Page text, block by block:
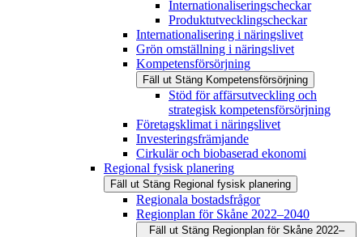
Internationaliseringscheckar
Produktutvecklingscheckar
Internationalisering i näringslivet
Grön omställning i näringslivet
Kompetensförsörjning
Fäll ut Stäng Kompetensförsörjning
Stöd för affärsutveckling och
strategisk kompetensförsörjning
Företagsklimat i näringslivet
Investeringsfrämjande
Cirkulär och biobaserad ekonomi
Regional fysisk planering
Fäll ut Stäng Regional fysisk planering
Regionala bostadsfrågor
Regionplan för Skåne 2022–2040
Fäll ut Stäng Regionplan för Skåne 2022–